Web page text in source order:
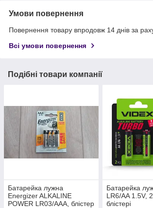
Умови повернення
Повернення товару впродовж 14 днів за
Всі умови повернення
Подібні товари компанії
Батарейка лужна
Energizer ALKALINE
POWER LR03/AAA, блістер
Батарейка
LR6/AA 1.5V,
блістері